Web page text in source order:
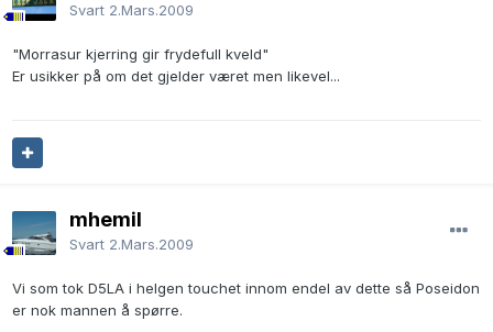
Svart 2.Mars.2009
"Morrasur kjerring gir frydefull kveld"
Er usikker på om det gjelder været men likevel...
mhemil
Svart 2.Mars.2009
Vi som tok D5LA i helgen touchet innom endel av dette så Poseidon
er nok mannen å spørre.